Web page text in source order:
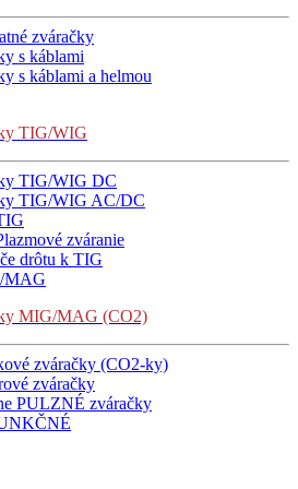
zváračky
s káblami
s káblami a helmou
TIG/WIG
TIG/WIG DC
TIG/WIG AC/DC
zváranie
drôtu k TIG
MAG
MIG/MAG (CO2)
zváračky (CO2-ky)
zváračky
PULZNÉ zváračky